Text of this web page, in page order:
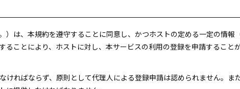
は、本規約を遵守することに同意し、かつホストの定める一定の情報
ることにより、ホストに対し、本サービスの利用の登録を申請すること
ければならず、原則として代理人による登録申請は認められません。ま